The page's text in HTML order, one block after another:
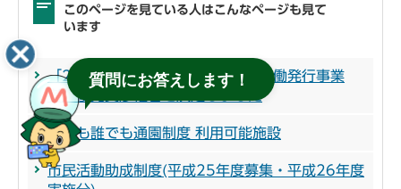
このページを見ている人はこんなページも見て
います
「2023年版 松戸市市民便利帳協働発行事業
者」優先交渉権者を決定しました
こども誰でも通園制度 利用可能施設
市民活動助成制度(平成25年度募集・平成26年度
質問にお答えします！